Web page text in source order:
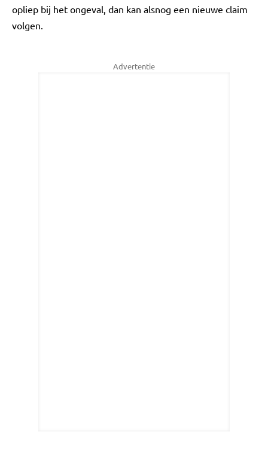
opliep bij het ongeval, dan kan alsnog een nieuwe claim
volgen.
Advertentie